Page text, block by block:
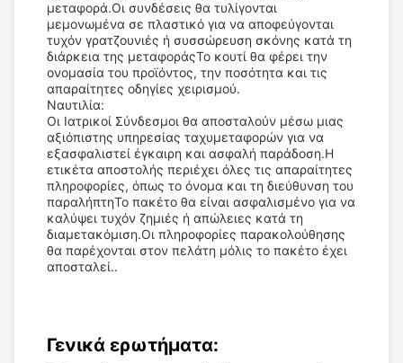
μεταφορά.Οι συνδέσεις θα τυλίγονται
μεμονωμένα σε πλαστικό για να αποφεύγονται
τυχόν γρατζουνιές ή συσσώρευση σκόνης κατά τη
διάρκεια της μεταφοράςΤο κουτί θα φέρει την
ονομασία του προϊόντος, την ποσότητα και τις
απαραίτητες οδηγίες χειρισμού.
Ναυτιλία:
Οι Ιατρικοί Σύνδεσμοι θα αποσταλούν μέσω μιας
αξιόπιστης υπηρεσίας ταχυμεταφορών για να
εξασφαλιστεί έγκαιρη και ασφαλή παράδοση.Η
ετικέτα αποστολής περιέχει όλες τις απαραίτητες
πληροφορίες, όπως το όνομα και τη διεύθυνση του
παραλήπτηΤο πακέτο θα είναι ασφαλισμένο για να
καλύψει τυχόν ζημιές ή απώλειες κατά τη
διαμετακόμιση.Οι πληροφορίες παρακολούθησης
θα παρέχονται στον πελάτη μόλις το πακέτο έχει
αποσταλεί..
Γενικά ερωτήματα: